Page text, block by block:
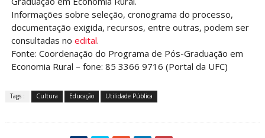
Informações sobre seleção, cronograma do processo,
documentação exigida, recursos, entre outras, podem ser
consultadas no edital.
Fonte: Coordenação do Programa de Pós-Graduação em
Economia Rural – fone: 85 3366 9716 (Portal da UFC)
Tags : Cultura Educação Utilidade Pública